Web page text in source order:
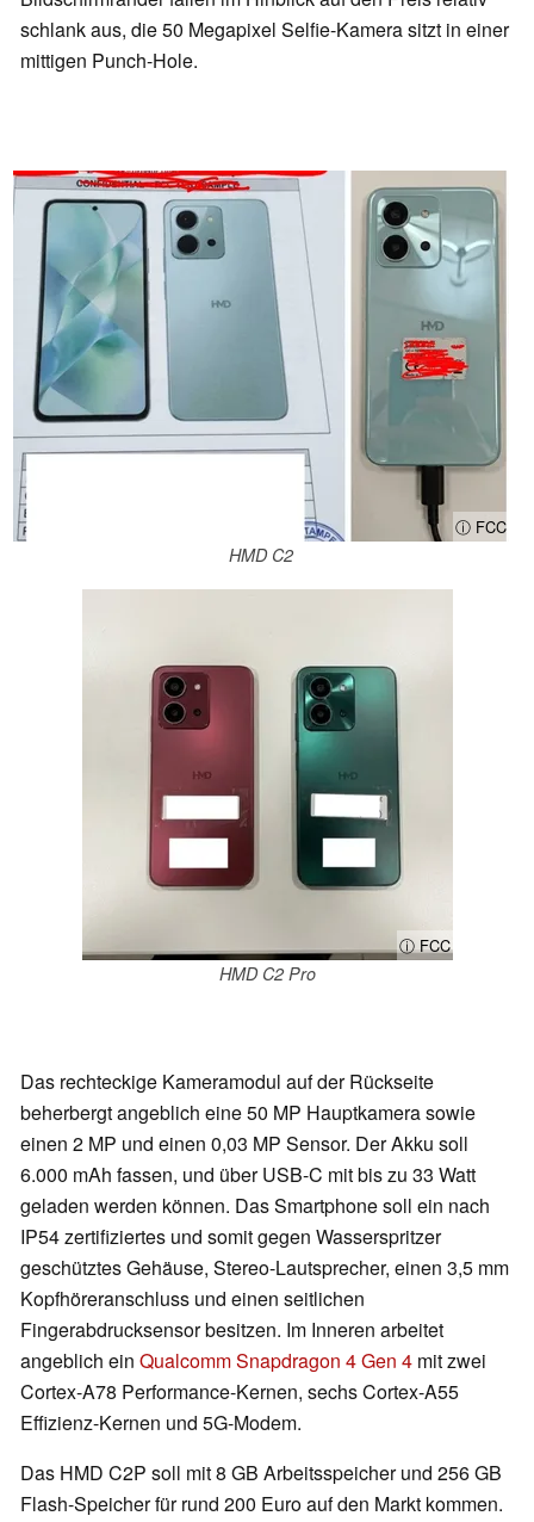
schlank aus, die 50 Megapixel Selfie-Kamera sitzt in einer
mittigen Punch-Hole.
ⓘ FCC
HMD C2
ⓘ FCC
HMD C2 Pro
Das rechteckige Kameramodul auf der Rückseite
beherbergt angeblich eine 50 MP Hauptkamera sowie
einen 2 MP und einen 0,03 MP Sensor. Der Akku soll
6.000 mAh fassen, und über USB-C mit bis zu 33 Watt
geladen werden können. Das Smartphone soll ein nach
IP54 zertifiziertes und somit gegen Wasserspritzer
geschütztes Gehäuse, Stereo-Lautsprecher, einen 3,5 mm
Kopfhöreranschluss und einen seitlichen
Fingerabdrucksensor besitzen. Im Inneren arbeitet
angeblich ein Qualcomm Snapdragon 4 Gen 4 mit zwei
Cortex-A78 Performance-Kernen, sechs Cortex-A55
Effizienz-Kernen und 5G-Modem.
Das HMD C2P soll mit 8 GB Arbeitsspeicher und 256 GB
Flash-Speicher für rund 200 Euro auf den Markt kommen.